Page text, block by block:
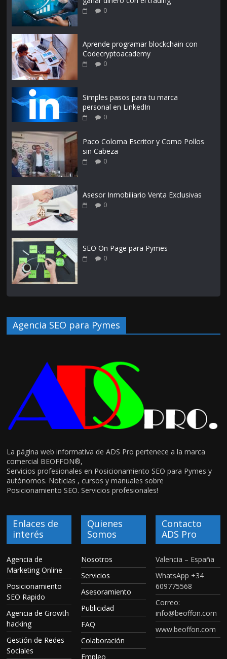
0
Aprende programar blockchain con
Codecryptoacademy
0
Simples pasos para tu marca
personal en LinkedIn
0
Paco Coloma Escritor y Como Pollos
sin Cabeza
0
Asesor Inmobiliario Venta Exclusivas
0
SEO On Page para Pymes
0
Agencia SEO para Pymes
La página web informativa de ADS Pro pertenece a la marca
comercial BEOFFON®,
Servicios profesionales en Posicionamiento SEO para Pymes y
autónomos. Noticias , cursos y manuales sobre
Posicionamiento SEO. Servicios profesionales!
Enlaces de
interés
Agencia de
Marketing Online
Posicionamiento
SEO Rapido
Agencia de Growth
hacking
Gestión de Redes
Sociales
Quienes
Somos
Nosotros
Servicios
Asesoramiento
Publicidad
FAQ
Colaboración
Empleo
Contacto
ADS Pro
Valencia – España
WhatsApp +34
609775568
Correo:
info@beoffon.com
www.beoffon.com